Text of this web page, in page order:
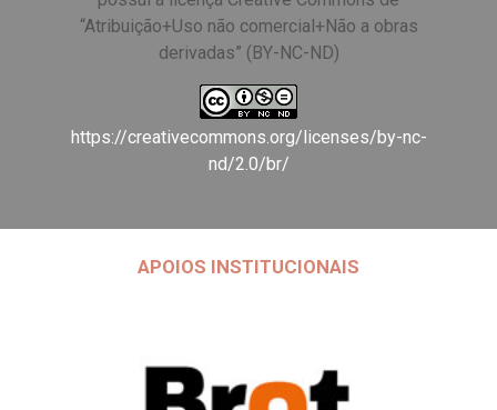
“Atribuição+Uso não comercial+Não a obras
derivadas” (BY-NC-ND)
https://creativecommons.org/licenses/by-nc-
nd/2.0/br/
APOIOS INSTITUCIONAIS